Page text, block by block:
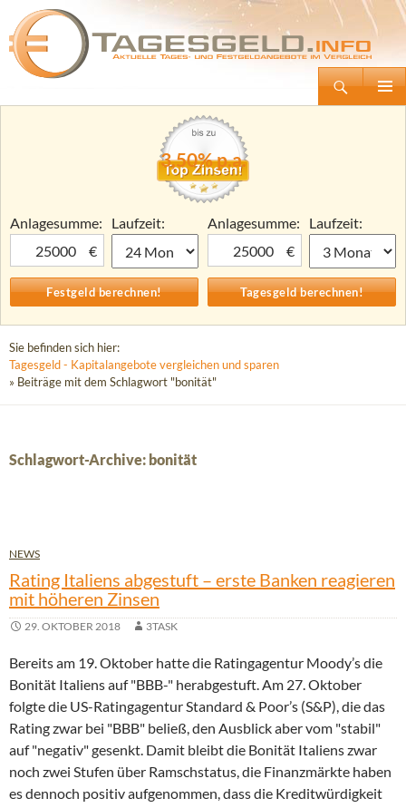
Tagesgeld.info – Tagesgeldkonten vergleichen und Tagesgeld-Zinsen berechnen
Zum
3,50% p.a.
Anlagesumme:
€
Laufzeit:
Anlagesumme:
€
Laufzeit:
Sie befinden sich hier:
Tagesgeld - Kapitalangebote vergleichen und sparen
» Beiträge mit dem Schlagwort "bonität"
Schlagwort-Archive: bonität
NEWS
Rating Italiens abgestuft – erste Banken reagieren
mit höheren Zinsen
29. OKTOBER 2018 3TASK
Bereits am 19. Oktober hatte die Ratingagentur Moody’s die
Bonität Italiens auf "BBB-" herabgestuft. Am 27. Oktober
folgte die US-Ratingagentur Standard & Poor’s (S&P), die das
Rating zwar bei "BBB" beließ, den Ausblick aber vom "stabil"
auf "negativ" gesenkt. Damit bleibt die Bonität Italiens zwar
noch zwei Stufen über Ramschstatus, die Finanzmärkte haben
es dennoch positiv aufgenommen, dass die Kreditwürdigkeit